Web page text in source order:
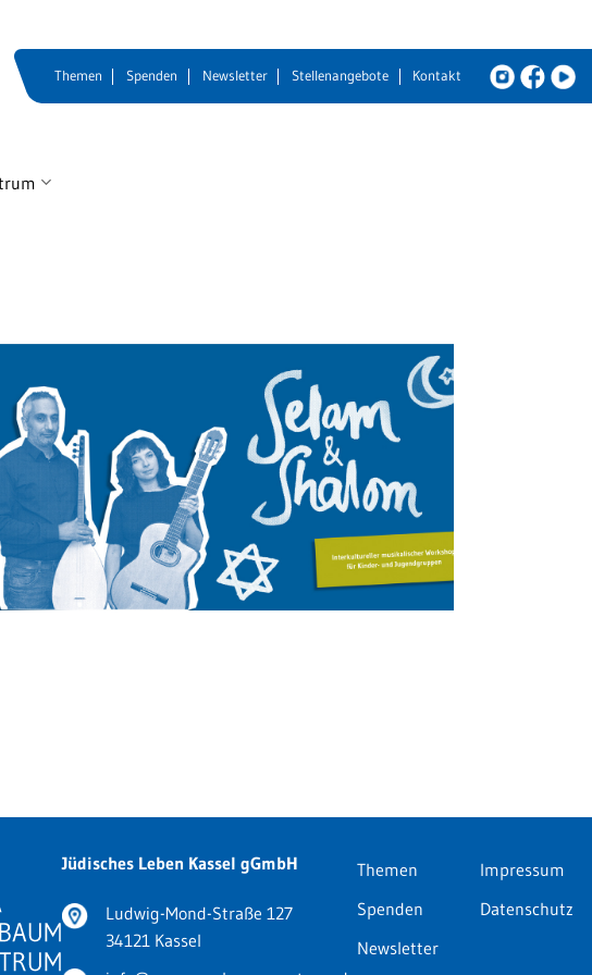
Themen Spenden Newsletter Stellenangebote Kontakt
Jüdisches Leben Kassel gGmbH
Ludwig-Mond-Straße 127
34121 Kassel
Themen
Spenden
Newsletter
Impressum
Datenschutz